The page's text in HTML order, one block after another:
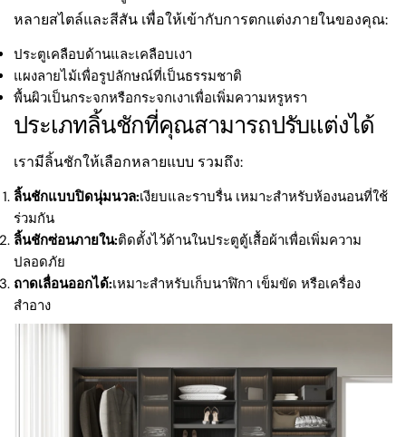
หลายสไตล์และสีสัน เพื่อให้เข้ากับการตกแต่งภายในของคุณ:
ประตูเคลือบด้านและเคลือบเงา
แผงลายไม้เพื่อรูปลักษณ์ที่เป็นธรรมชาติ
พื้นผิวเป็นกระจกหรือกระจกเงาเพื่อเพิ่มความหรูหรา
ประเภทลิ้นชักที่คุณสามารถปรับแต่งได้
เรามีลิ้นชักให้เลือกหลายแบบ รวมถึง:
ลิ้นชักแบบปิดนุ่มนวล:เงียบและราบรื่น เหมาะสำหรับห้องนอนที่ใช้
ร่วมกัน
ลิ้นชักซ่อนภายใน:ติดตั้งไว้ด้านในประตูตู้เสื้อผ้าเพื่อเพิ่มความ
ปลอดภัย
ถาดเลื่อนออกได้:เหมาะสำหรับเก็บนาฬิกา เข็มขัด หรือเครื่อง
สำอาง